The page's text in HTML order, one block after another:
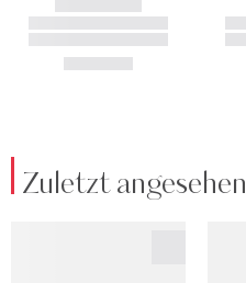
Zuletzt angesehen